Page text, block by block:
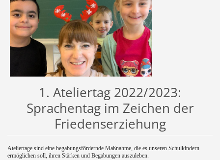
1. Ateliertag 2022/2023:
Sprachentag im Zeichen der
Friedenserziehung
Ateliertage sind eine begabungsfördernde Maßnahme, die es unseren Schulkindern
ermöglichen soll, ihren Stärken und Begabungen auszuleben.